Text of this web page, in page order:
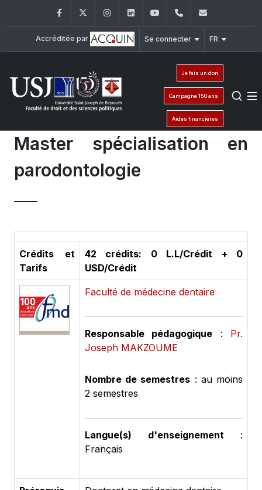
FacebookTwitter InstagramLinkedInYouTube+961 (1) 421 432
Accréditée par Se connecter FR
Je fais un don
Campagne 150 ans
Aides financières
Master spécialisation en
parodontologie
Crédits et
Tarifs
42 crédits: 0 L.L/Crédit + 0
USD/Crédit
Faculté de médecine dentaire
Responsable pédagogique : Pr.
Joseph MAKZOUME
Nombre de semestres : au moins
2 semestres
Langue(s) d'enseignement:
Français